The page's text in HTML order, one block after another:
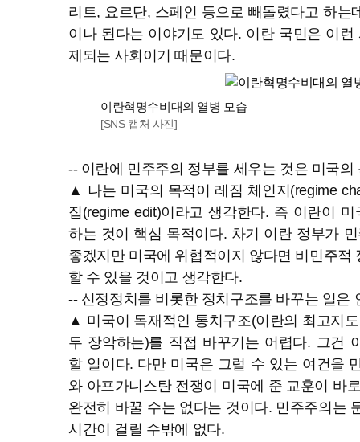
리트, 요르단, 스페인 등으로 빼돌렸다고 하는
이나 된다는 이야기도 있다. 이란 국민은 이
제되는 사회이기 때문이다.
이란혁명수비대의 열병 모습
[SNS 캡처 사진]
-- 이란에 민주주의 정부를 세우는 것은 미국의
▲ 나는 미국의 목적이 레짐 체인지(regime
집(regime edit)이라고 생각한다. 즉 이란이
하는 것이 핵심 목적이다. 차기 이란 정부가
좋겠지만 미국에 위협적이지 않다면 비민주적
할 수 있을 것이고 생각한다.
-- 신정정치를 비롯한 정치구조를 바꾸는 일은
▲ 미국이 독재적인 통치구조(이란의 최고지도
두 장악하는)를 직접 바꾸기는 어렵다. 그건
할 일이다. 다만 미국은 그럴 수 있는 여건을
와 아프가니스탄 전쟁이 미국에 준 교훈이 바
완전히 바꿀 수는 없다는 것이다. 민주주의는
시간이 걸릴 수밖에 없다.